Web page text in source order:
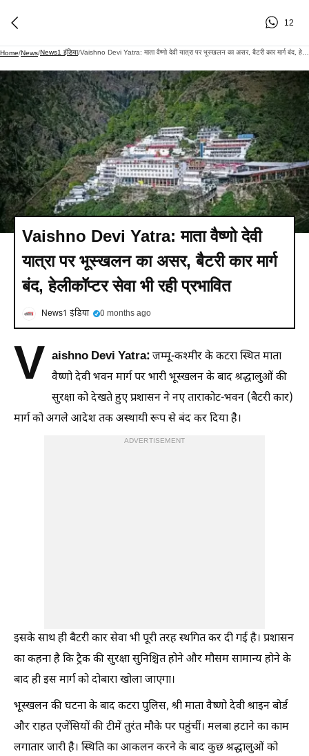
12
Home/News/News1 इंडिया/
Vaishno Devi Yatra: माता वैष्णो देवी
यात्रा पर भूस्खलन का असर, बैटरी कार मार्ग
बंद, हेलीकॉप्टर सेवा भी रही प्रभावित
News1 इंडिया 0 months ago
V aishno Devi Yatra:जम्मू-कश्मीर के कटरा स्थित माता
वैष्णो देवी भवन मार्ग पर भारी भूस्खलन के बाद श्रद्धालुओं की
सुरक्षा को देखते हुए प्रशासन ने नए ताराकोट-भवन (बैटरी कार)
मार्ग को अगले आदेश तक अस्थायी रूप से बंद कर दिया है।
ADVERTISEMENT
इसके साथ ही बैटरी कार सेवा भी पूरी तरह स्थगित कर दी गई है। प्रशासन
का कहना है कि ट्रैक की सुरक्षा सुनिश्चित होने और मौसम सामान्य होने के
बाद ही इस मार्ग को दोबारा खोला जाएगा।
भूस्खलन की घटना के बाद कटरा पुलिस, श्री माता वैष्णो देवी श्राइन बोर्ड
और राहत एजेंसियों की टीमें तुरंत मौके पर पहुंचीं। मलबा हटाने का काम
लगातार जारी है। स्थिति का आकलन करने के बाद कुछ श्रद्धालुओं को